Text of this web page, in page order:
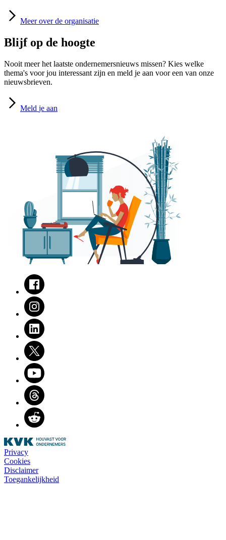
Meer over de organisatie
Blijf op de hoogte
Nooit meer het laatste ondernemersnieuws missen? Kies welke
thema's voor jou interessant zijn en meld je aan voor een van onze
nieuwsbrieven.
Meld je aan
Facebook
Instagram
LinkedIn
Twitter
Youtube
Threads
Reddit
Privacy
Cookies
Disclaimer
Toegankelijkheid